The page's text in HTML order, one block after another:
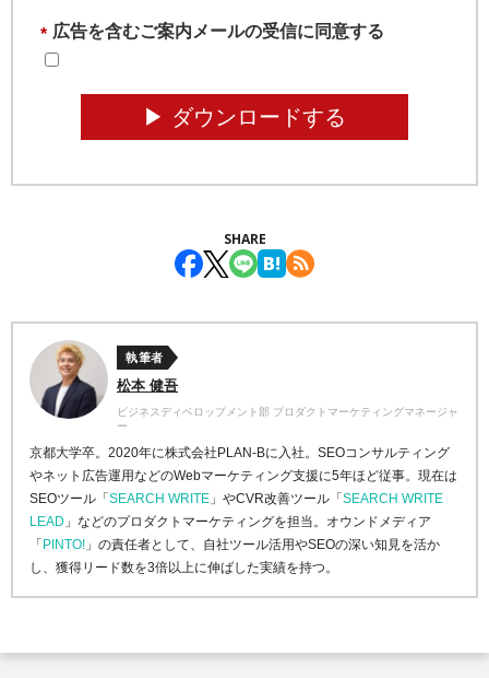
* 広告を含むご案内メールの受信に同意する
▶︎ ダウンロードする
SHARE
執筆者
松本 健吾
ビジネスディベロップメント部 プロダクトマーケティングマネージャ
ー
京都大学卒。2020年に株式会社PLAN-Bに入社。SEOコンサルティング
やネット広告運用などのWebマーケティング支援に5年ほど従事。現在は
SEOツール「 SEARCH WRITE 」やCVR改善ツール「 SEARCH WRITE
LEAD 」などのプロダクトマーケティングを担当。オウンドメディア
「 PINTO! 」の責任者として、自社ツール活用やSEOの深い知見を活か
し、獲得リード数を3倍以上に伸ばした実績を持つ。